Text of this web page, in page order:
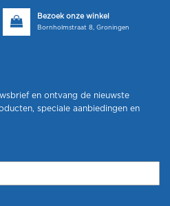
Bezoek onze winkel
Bornholmstraat 8, Groningen
en ontvang de nieuwste
speciale aanbiedingen en